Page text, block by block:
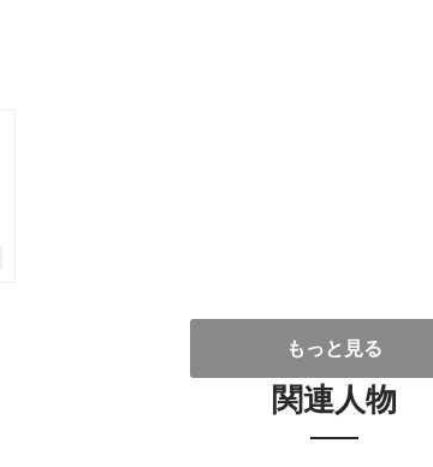
もっと見る
関連人物